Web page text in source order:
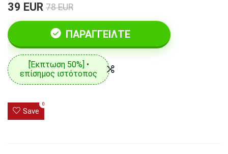
39 EUR 78 EUR
ΠΑΡΑΓΓΕΊΛΤΕ
[Έκπτωση 50%] •
επίσημος ιστότοπος
Save
0